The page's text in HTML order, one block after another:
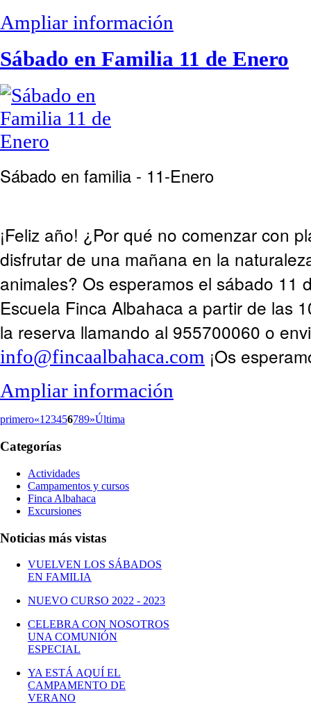
Ampliar información
Sábado en Familia 11 de Enero
Sábado en familia - 11-Enero
¡Feliz año! ¿Por qué no comenzar con
disfrutar de una mañana en la
animales? Os esperamos el sábado 11
Escuela Finca Albahaca a partir de las
la reserva llamando al 955700060 o
info@fincaalbahaca.com ¡Os
Ampliar información
primero«123456789»Última
Categorías
Actividades
Campamentos y cursos
Finca Albahaca
Excursiones
Noticias más vistas
VUELVEN LOS SÁBADOS
EN FAMILIA
NUEVO CURSO 2022 - 2023
CELEBRA CON NOSOTROS
UNA COMUNIÓN
ESPECIAL
YA ESTÁ AQUÍ EL
CAMPAMENTO DE
VERANO